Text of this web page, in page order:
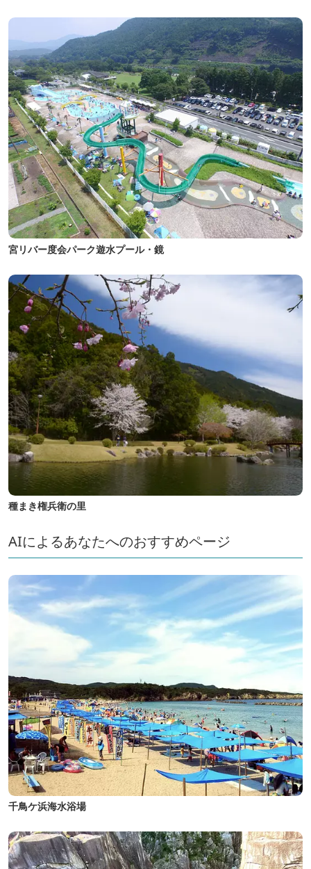
宮リバー度会パーク遊水プール・鏡
種まき権兵衛の里
AIによるあなたへのおすすめページ
千鳥ケ浜海水浴場